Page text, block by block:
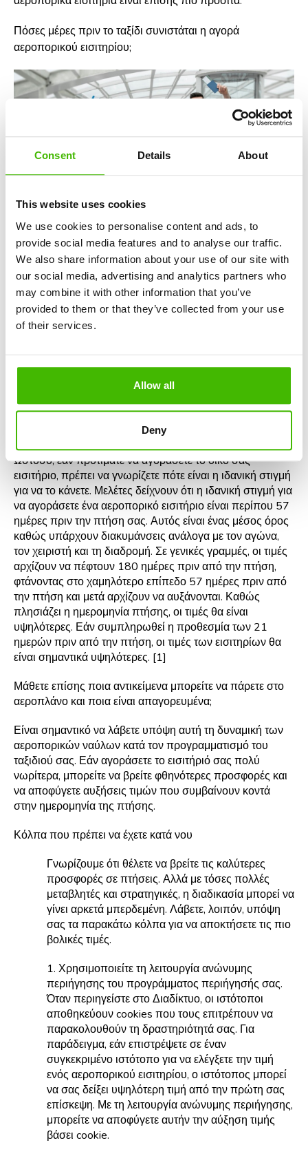
Consent Details About
This website uses cookies
We use cookies to personalise content and ads, to
provide social media features and to analyse our traffic.
We also share information about your use of our site with
our social media, advertising and analytics partners who
may combine it with other information that you’ve
provided to them or that they’ve collected from your use
of their services.
Allow all
Deny
Πόσες μέρες πριν το ταξίδι συνιστάται η αγορά
αεροπορικού εισιτηρίου;
Η αγορά αεροπορικού εισιτηρίου απαιτεί προσεκτικό
σχεδιασμό και κατανόηση της δυναμικής των τιμών. Η
πρώτη σας επιλογή είναι να επικοινωνήσετε με ένα
αεροπορικά εισιτήρια, διαμονή σε ξενοδοχείο και
μεταφορά από το αεροδρόμιο, θα μπορούσατε να
επωφεληθείτε από το χαμηλότερο κόστος. Τα ταξιδιωτικά
γραφεία επωφελούνται συχνά από το κόστος προώθησης
από τις αεροπορικές εταιρείες, το οποίο μπορεί να είναι
μια ελκυστική επιλογή για εσάς.
Ωστόσο, εάν προτιμάτε να αγοράσετε το δικό σας
εισιτήριο, πρέπει να γνωρίζετε πότε είναι η ιδανική στιγμή
για να το κάνετε. Μελέτες δείχνουν ότι η ιδανική στιγμή για
να αγοράσετε ένα αεροπορικό εισιτήριο είναι περίπου 57
ημέρες πριν την πτήση σας. Αυτός είναι ένας μέσος όρος
καθώς υπάρχουν διακυμάνσεις ανάλογα με τον αγώνα,
τον χειριστή και τη διαδρομή. Σε γενικές γραμμές, οι τιμές
αρχίζουν να πέφτουν 180 ημέρες πριν από την πτήση,
φτάνοντας στο χαμηλότερο επίπεδο 57 ημέρες πριν από
την πτήση και μετά αρχίζουν να αυξάνονται. Καθώς
πλησιάζει η ημερομηνία πτήσης, οι τιμές θα είναι
υψηλότερες. Εάν συμπληρωθεί η προθεσμία των 21
ημερών πριν από την πτήση, οι τιμές των εισιτηρίων θα
είναι σημαντικά υψηλότερες. [1]
Μάθετε επίσης ποια αντικείμενα μπορείτε να πάρετε στο
αεροπλάνο και ποια είναι απαγορευμένα;
Είναι σημαντικό να λάβετε υπόψη αυτή τη δυναμική των
αεροπορικών ναύλων κατά τον προγραμματισμό του
ταξιδιού σας. Εάν αγοράσετε το εισιτήριό σας πολύ
νωρίτερα, μπορείτε να βρείτε φθηνότερες προσφορές και
να αποφύγετε αυξήσεις τιμών που συμβαίνουν κοντά
στην ημερομηνία της πτήσης.
Κόλπα που πρέπει να έχετε κατά νου
Γνωρίζουμε ότι θέλετε να βρείτε τις καλύτερες
προσφορές σε πτήσεις. Αλλά με τόσες πολλές
μεταβλητές και στρατηγικές, η διαδικασία μπορεί να
γίνει αρκετά μπερδεμένη. Λάβετε, λοιπόν, υπόψη
σας τα παρακάτω κόλπα για να αποκτήσετε τις πιο
βολικές τιμές.
1. Χρησιμοποιείτε τη λειτουργία ανώνυμης
περιήγησης του προγράμματος περιήγησής σας.
Όταν περιηγείστε στο Διαδίκτυο, οι ιστότοποι
αποθηκεύουν cookies που τους επιτρέπουν να
παρακολουθούν τη δραστηριότητά σας. Για
παράδειγμα, εάν επιστρέψετε σε έναν
συγκεκριμένο ιστότοπο για να ελέγξετε την τιμή
ενός αεροπορικού εισιτηρίου, ο ιστότοπος μπορεί
να σας δείξει υψηλότερη τιμή από την πρώτη σας
επίσκεψη. Με τη λειτουργία ανώνυμης περιήγησης,
μπορείτε να αποφύγετε αυτήν την αύξηση τιμής
βάσει cookie.